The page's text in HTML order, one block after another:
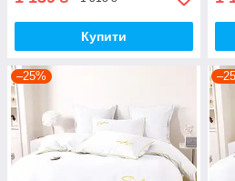
Купити
–25%